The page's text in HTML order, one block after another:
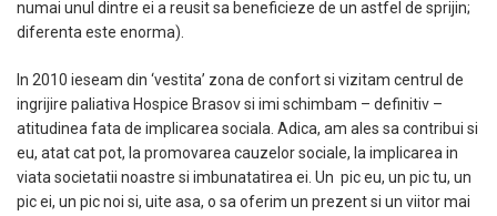
numai unul dintre ei a reusit sa beneficieze de un astfel de sprijin;
diferenta este enorma).
In 2010 ieseam din ‘vestita’ zona de confort si vizitam centrul de
ingrijire paliativa Hospice Brasov si imi schimbam – definitiv –
atitudinea fata de implicarea sociala. Adica, am ales sa contribui si
eu, atat cat pot, la promovarea cauzelor sociale, la implicarea in
viata societatii noastre si imbunatatirea ei. Un pic eu, un pic tu, un
pic ei, un pic noi si, uite asa, o sa oferim un prezent si un viitor mai